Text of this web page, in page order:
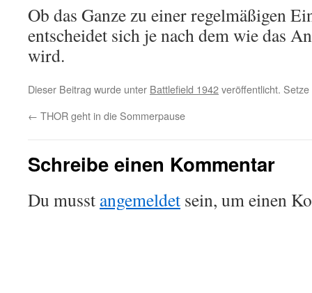
Ob das Ganze zu einer regelmäßigen
entscheidet sich je nach dem wie das
wird.
Dieser Beitrag wurde unter Battlefield 1942veröffentlicht.
← THOR geht in die Sommerpause
Schreibe einen Kommentar
Du musst angemeldet sein, um einen